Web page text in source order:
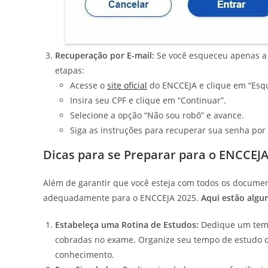
Recuperação por E-mail: Se você esqueceu apenas
etapas:
Acesse o site oficial do ENCCEJA e clique em
Insira seu CPF e clique em “Continuar”.
Selecione a opção “Não sou robô” e avance.
Siga as instruções para recuperar sua senha
Dicas para se Preparar para o
Além de garantir que você esteja com todos os
adequadamente para o ENCCEJA 2025. Aqui estão
Estabeleça uma Rotina de Estudos: Dedique um
cobradas no exame. Organize seu tempo de
conhecimento.